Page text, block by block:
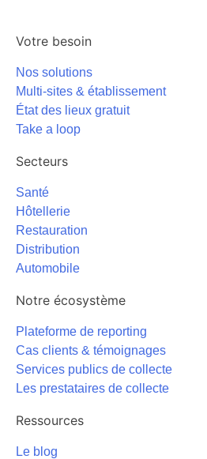
Votre besoin
Nos solutions
Multi-sites & établissement
État des lieux gratuit
Take a loop
Secteurs
Santé
Hôtellerie
Restauration
Distribution
Automobile
Notre écosystème
Plateforme de reporting
Cas clients & témoignages
Services publics de collecte
Les prestataires de collecte
Ressources
Le blog